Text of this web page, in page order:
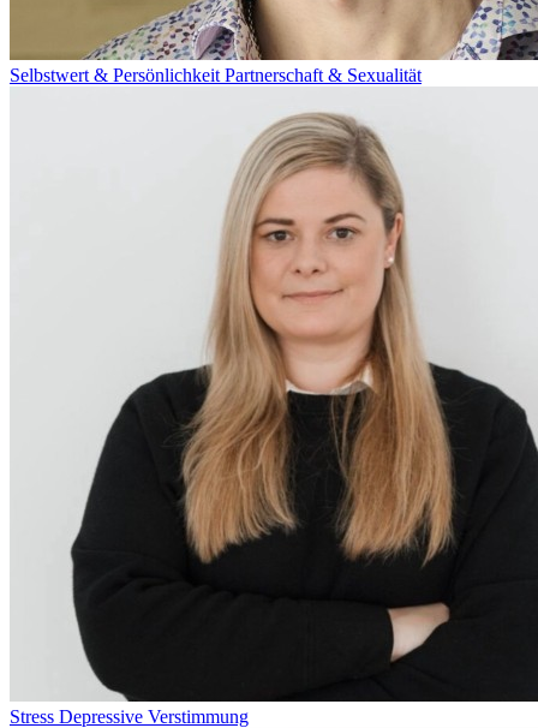
Selbstwert & Persönlichkeit Partnerschaft & Sexualität
Stress Depressive Verstimmung